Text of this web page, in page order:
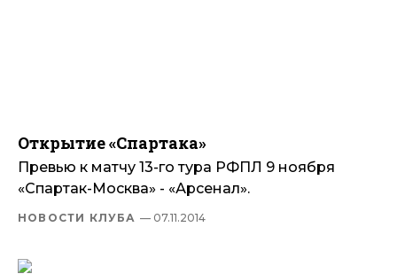
Открытие «Спартака»
Превью к матчу 13-го тура РФПЛ 9 ноября
«Спартак-Москва» - «Арсенал».
НОВОСТИ КЛУБА — 07.11.2014